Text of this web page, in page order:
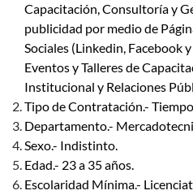
Capacitación, Consultoría y
publicidad por medio de
Sociales (Linkedin, Facebook
Eventos y Talleres de
Institucional y Relaciones
Tipo de Contratación.-
Departamento.-
Sexo.- Indistinto.
Edad.- 23 a 35 años.
Escolaridad Mínima.-